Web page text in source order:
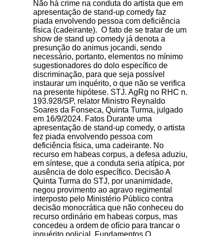
Não há crime na conduta do artista que em
apresentação de stand-up comedy faz
piada envolvendo pessoa com deficiência
física (cadeirante). O fato de se tratar de um
show de stand up comedy já denota a
presunção do animus jocandi, sendo
necessário, portanto, elementos no mínimo
sugestionadores do dolo específico de
discriminação, para que seja possível
instaurar um inquérito, o que não se verifica
na presente hipótese. STJ. AgRg no RHC n.
193.928/SP, relator Ministro Reynaldo
Soares da Fonseca, Quinta Turma, julgado
em 16/9/2024. Fatos Durante uma
apresentação de stand-up comedy, o artista
fez piada envolvendo pessoa com
deficiência física, uma cadeirante. No
recurso em habeas corpus, a defesa aduziu,
em síntese, que a conduta seria atípica, por
ausência de dolo específico. Decisão A
Quinta Turma do STJ, por unanimidade,
negou provimento ao agravo regimental
interposto pelo Ministério Público contra
decisão monocrática que não conheceu do
recurso ordinário em habeas corpus, mas
concedeu a ordem de ofício para trancar o
inquérito policial. Fundamentos O